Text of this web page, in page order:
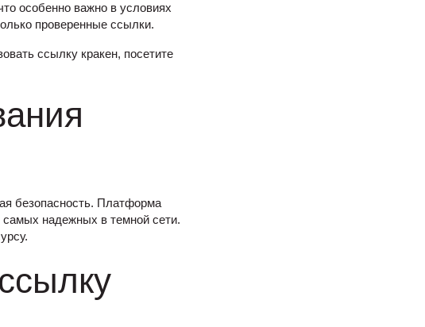
особенно важно в условиях
проверенные ссылки.
ссылку кракен, посетите
безопасность. Платформа
самых надежных в темной сети.